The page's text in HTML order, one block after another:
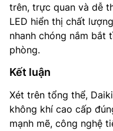
trên, trực quan và dễ
LED hiển thị chất
nhanh chóng nắm bắt
phòng.
Kết luận
Xét trên tổng thể,
không khí cao cấp
mạnh mẽ, công nghệ